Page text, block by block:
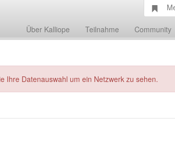
Über Kalliope Teilnahme Community
Ihre Datenauswahl um ein Netzwerk zu sehen.